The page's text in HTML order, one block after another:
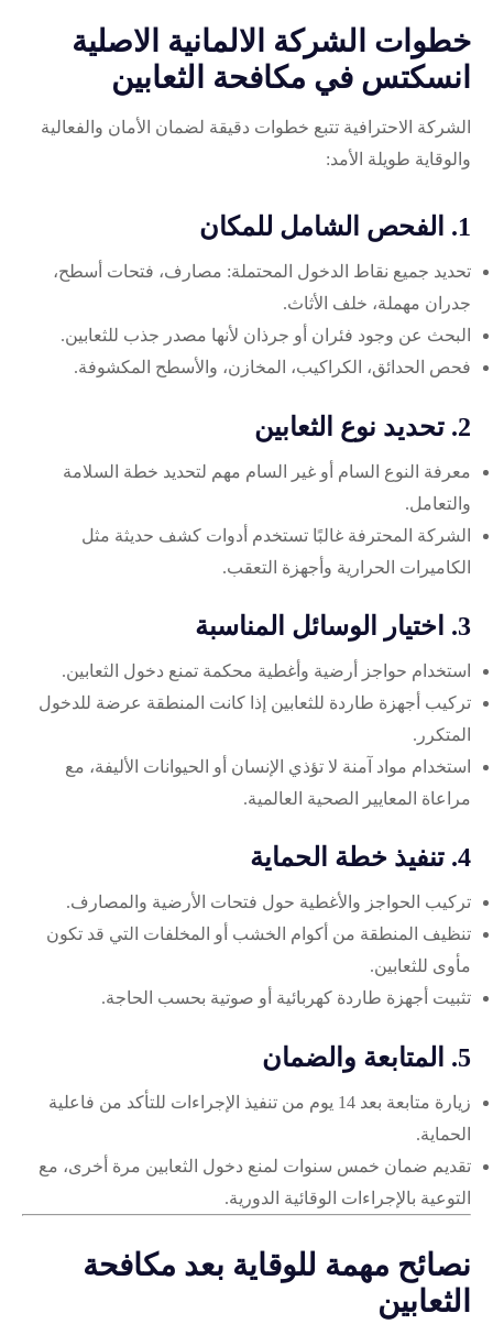
خطوات الشركة الالمانية الاصلية
انسكتس في مكافحة الثعابين
الشركة الاحترافية تتبع خطوات دقيقة لضمان الأمان والفعالية
والوقاية طويلة الأمد:
1. الفحص الشامل للمكان
تحديد جميع نقاط الدخول المحتملة: مصارف، فتحات أسطح،
جدران مهملة، خلف الأثاث.
البحث عن وجود فئران أو جرذان لأنها مصدر جذب للثعابين.
فحص الحدائق، الكراكيب، المخازن، والأسطح المكشوفة.
2. تحديد نوع الثعابين
معرفة النوع السام أو غير السام مهم لتحديد خطة السلامة
والتعامل.
الشركة المحترفة غالبًا تستخدم أدوات كشف حديثة مثل
الكاميرات الحرارية وأجهزة التعقب.
3. اختيار الوسائل المناسبة
استخدام حواجز أرضية وأغطية محكمة تمنع دخول الثعابين.
تركيب أجهزة طاردة للثعابين إذا كانت المنطقة عرضة للدخول
المتكرر.
استخدام مواد آمنة لا تؤذي الإنسان أو الحيوانات الأليفة، مع
مراعاة المعايير الصحية العالمية.
4. تنفيذ خطة الحماية
تركيب الحواجز والأغطية حول فتحات الأرضية والمصارف.
تنظيف المنطقة من أكوام الخشب أو المخلفات التي قد تكون
مأوى للثعابين.
تثبيت أجهزة طاردة كهربائية أو صوتية بحسب الحاجة.
5. المتابعة والضمان
زيارة متابعة بعد 14 يوم من تنفيذ الإجراءات للتأكد من فاعلية
الحماية.
تقديم ضمان خمس سنوات لمنع دخول الثعابين مرة أخرى، مع
التوعية بالإجراءات الوقائية الدورية.
نصائح مهمة للوقاية بعد مكافحة
الثعابين